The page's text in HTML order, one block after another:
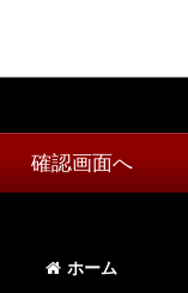
確認画面へ
ホーム